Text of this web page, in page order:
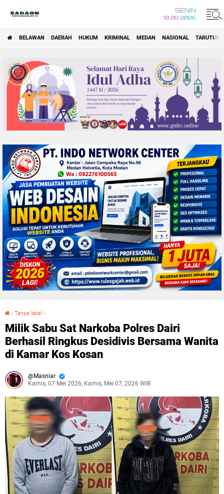
SENIN
10 08 2026
BELAWAN DAERAH HUKUM KRIMINAL MEDAN NASIONAL TARUTUNG
› Tanpa label ›
Milik Sabu Sat Narkoba Polres Dairi
Berhasil Ringkus Desidivis Bersama Wanita
di Kamar Kos Kosan
Masniar
Kamis, 07 Mei 2026, Kamis, Mei 07, 2026 WIB